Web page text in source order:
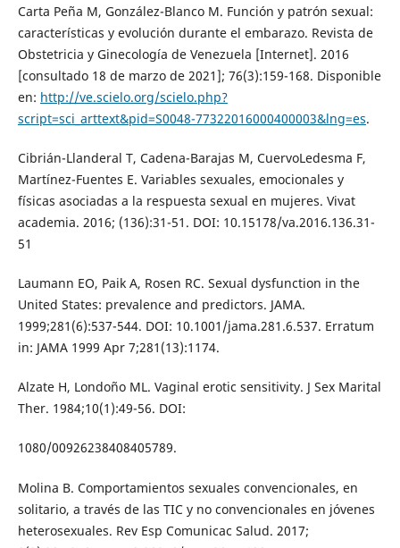
Carta Peña M, González-Blanco M. Función y patrón sexual:
características y evolución durante el embarazo. Revista de
Obstetricia y Ginecología de Venezuela [Internet]. 2016
[consultado 18 de marzo de 2021]; 76(3):159-168. Disponible
en: http://ve.scielo.org/scielo.php?
script=sci_arttext&pid=S0048-77322016000400003&lng=es.
Cibrián-Llanderal T, Cadena-Barajas M, CuervoLedesma F,
Martínez-Fuentes E. Variables sexuales, emocionales y
físicas asociadas a la respuesta sexual en mujeres. Vivat
academia. 2016; (136):31-51. DOI: 10.15178/va.2016.136.31-
51
Laumann EO, Paik A, Rosen RC. Sexual dysfunction in the
United States: prevalence and predictors. JAMA.
1999;281(6):537-544. DOI: 10.1001/jama.281.6.537. Erratum
in: JAMA 1999 Apr 7;281(13):1174.
Alzate H, Londoño ML. Vaginal erotic sensitivity. J Sex Marital
Ther. 1984;10(1):49-56. DOI:
1080/00926238408405789.
Molina B. Comportamientos sexuales convencionales, en
solitario, a través de las TIC y no convencionales en jóvenes
heterosexuales. Rev Esp Comunicac Salud. 2017;